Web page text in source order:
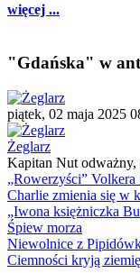
więcej ...
"Gdańska" w
piątek, 02 maja 2025
Żeglarz
Kapitan Nut odważny,
„Rowerzyści” Volkera
Charlie zmienia się w
„Iwona księżniczka
Śpiew morza
Niewolnice z
Ciemności kryją ziemię